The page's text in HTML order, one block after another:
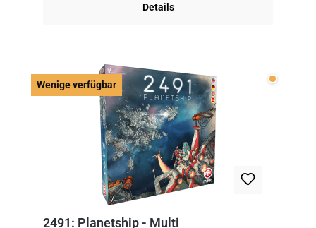
Details
Wenige verfügbar Wenige
2491: Planetship - Multi